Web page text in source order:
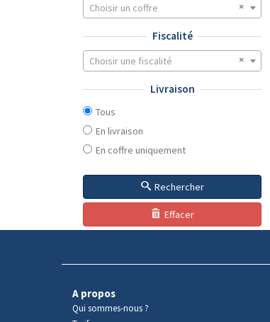
Choisir un coffre
Fiscalité
Choisir une fiscalité
Livraison
Tous
En livraison
En coffre uniquement
Rechercher
Effacer
A propos
Qui sommes-nous ?